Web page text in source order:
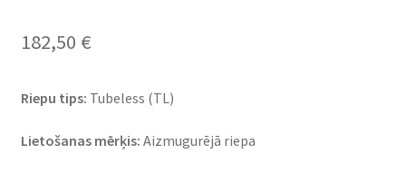
182,50 €
Riepu tips: Tubeless (TL)
Lietošanas mērķis: Aizmugurējā riepa